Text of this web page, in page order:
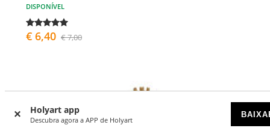
Holyart app
Descubra agora a APP de Holyart
DISPONÍVEL
€ 6,40 € 7,00